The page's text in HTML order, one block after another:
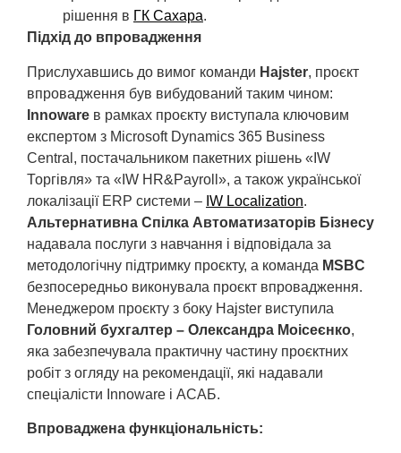
рішення в ГК Сахара.
Підхід до впровадження
Прислухавшись до вимог команди Hajster, проєкт
впровадження був вибудований таким чином:
Innoware в рамках проєкту виступала ключовим
експертом з Microsoft Dynamics 365 Business
Central, постачальником пакетних рішень «IW
Торгівля» та «IW HR&Payroll», а також української
локалізації ERP системи – IW Localization.
Альтернативна Спілка Автоматизаторів Бізнесу
надавала послуги з навчання і відповідала за
методологічну підтримку проєкту, а команда MSBC
безпосередньо виконувала проєкт впровадження.
Менеджером проєкту з боку Hajster виступила
Головний бухгалтер – Олександра Moiceєнко,
яка забезпечувала практичну частину проєктних
робіт з огляду на рекомендації, які надавали
спеціалісти Innoware і АСАБ.
Впроваджена функціональність: